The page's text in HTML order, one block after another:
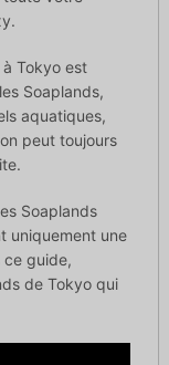
Tokyo est
Soaplands,
aquatiques,
peut toujours
Soaplands
uniquement une
ce guide,
de Tokyo qui